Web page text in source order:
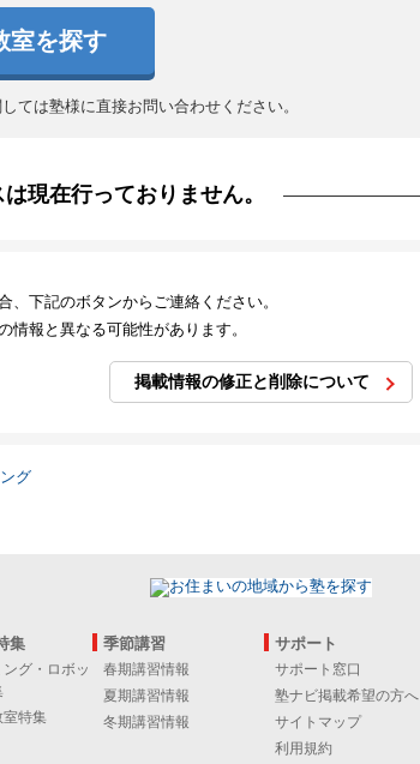
室を探す
ては塾様に直接お問い合わせください。
現在行っておりません。
下記のボタンからご連絡ください。
報と異なる可能性があります。
掲載情報の修正と削除について
集
グ・ロボッ
室特集
季節講習
春期講習情報
夏期講習情報
冬期講習情報
サポート
サポート窓口
塾ナビ掲載希望の方へ
サイトマップ
利用規約